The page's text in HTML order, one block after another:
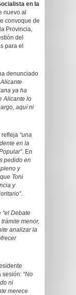
en la
nuevo al
convoque de
Provincia,
del
para el
denunciado
ya ha
Alicante lo
aquí ni
refleja “una
en la
. En
pedido en
y
Toni
y
.
“el Debate
menor,
analizar la
sesión: “No
ni
merece